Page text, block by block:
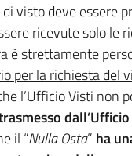
visto deve essere
ricevute solo le
è strettamente
per la richiesta del
l’Ufficio Visti non
il “Nulla Osta” ha